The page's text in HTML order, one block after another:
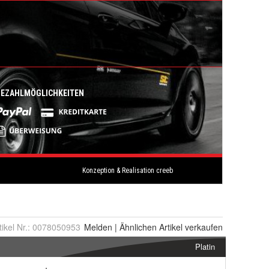
Nr.: 0078050953 Melden | Ähnlichen Artikel verkaufen
Platin